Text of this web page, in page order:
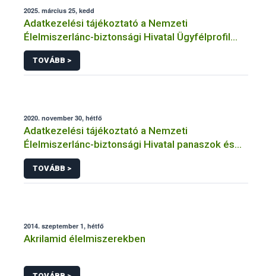
2025. március 25, kedd
Adatkezelési tájékoztató a Nemzeti
Élelmiszerlánc-biztonsági Hivatal Ügyfélprofil
Rendszerben kistermelői tevékenység
témakörben intézhető közhatalmi eljárásaihoz
kapcsolódó adatkezeléséhez
TOVÁBB >
2020. november 30, hétfő
Adatkezelési tájékoztató a Nemzeti
Élelmiszerlánc-biztonsági Hivatal panaszok és
közérdekű bejelentések kezeléséhez
kapcsolódó adatkezeléséhez
TOVÁBB >
2014. szeptember 1, hétfő
Akrilamid élelmiszerekben